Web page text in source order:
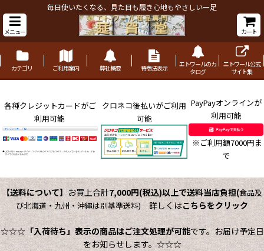
毎日使いたくなる、見た目も履き心地もやさしい一足
メニュー カート
カテゴリ ご利用案内 弊社概要 特商法表示
エトワールのカ
タログ
エトワール公式
サイト集
各種クレジットカードがご
利用可能
クロネコ後払いがご利用
可能
PayPayオンラインが
利用可能
※ご利用額7000円ま
で
【送料について】 お買上合計7,000円(税込)以上で送料当店負担(食品及
び北海道・九州・沖縄は別基準送料)詳しくはこちらをクリック
☆☆☆「入荷待ち」表示の商品はご注文処理が可能です。お届け予定日
をお知らせします。☆☆☆